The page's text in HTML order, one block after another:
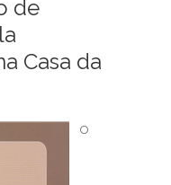
de
Casa da
O